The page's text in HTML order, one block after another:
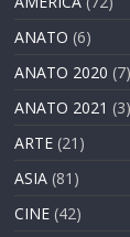
ANATO (6)
ANATO 2020 (7)
ANATO 2021 (3)
ARTE (21)
ASIA (81)
CINE (42)